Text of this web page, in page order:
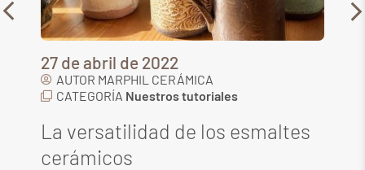
22 de julio de 2026
AUTOR MARPHIL CERÁMICA
CATEGORÍA Productos para la cerámica
Acuarelas cerámicas de JCosen
(Julieta Cosentino)